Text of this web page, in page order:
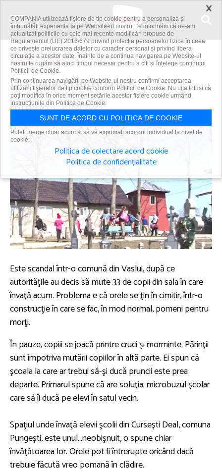
Acasă Școală La şcoală, printre cruci
La şcoală, printre cruci
Primanews | 8 mar 2023
Este scandal într-o comună din Vaslui, după ce
autorităţile au decis să mute 33 de copii din sala în care
învaţă acum. Problema e că orele se ţin în cimitir, într-o
construcţie în care se fac, în mod normal, pomeni pentru
morţi.
În pauze, copiii se joacă printre cruci şi morminte. Părinţii
sunt împotriva mutării copiilor în altă parte. Ei spun că
şcoala la care ar trebui să-şi ducă pruncii este prea
departe. Primarul spune că are soluţia; microbuzul şcolar
care să îi ducă pe elevi în satul vecin.
Spaţiul unde învaţă elevii şcolii din Curseşti Deal, comuna
Pungeşti, este unul…neobişnuit, o spune chiar
învăţătoarea lor. Orele pot fi întrerupte oricând dacă
trebuie făcută vreo pomană în clădire.
×
COMPANIA utilizează fişiere de tip cookie pentru a personaliza și
îmbunătăți experiența ta pe Website-ul nostru. Te informăm că ne-am
actualizat politicile cu cele mai recente modificări propuse de
Regulamentul (UE) 2016/679 privind protecția persoanelor fizice în ceea
ce privește prelucrarea datelor cu caracter personal și privind libera
circulație a acestor date. Înainte de a continua navigarea pe Website-ul
nostru te rugăm să aloci timpul necesar pentru a citi și înțelege conținutul
Politicii de Cookie.
Prin continuarea navigării pe Website-ul nostru confirmi acceptarea
utilizării fişierelor de tip cookie conform Politicii de Cookie. Nu uita totuși că
poți modifica în orice moment setările acestor fişiere cookie urmând
instrucțiunile din Politica de Cookie.
SUNT DE ACORD CU POLITICA DE COOKIE
Puteți merge chiar acum și să vă exprimați acordul individual la nivel de
cookie:
Politica de colectare acord cookie
Politica de confidențialitate